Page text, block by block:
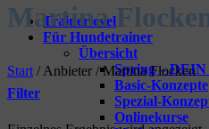
Trainerlevel
Für Hundetrainer
Übersicht
Spring –
Basic-Konzepte
Spezial-
Onlinekurse
Martina
Start / Anbieter /Martina Flocken
Filter